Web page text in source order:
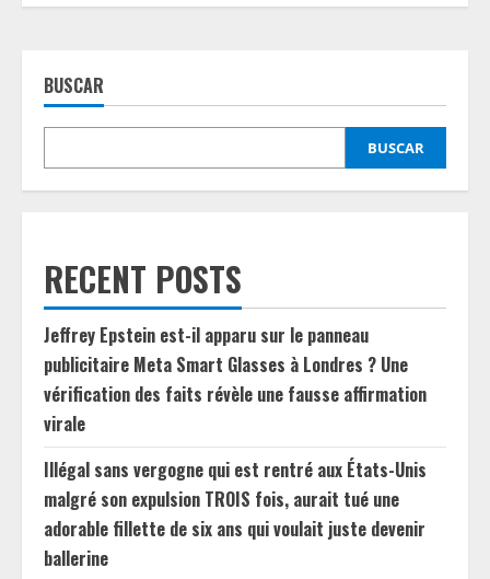
BUSCAR
BUSCAR
RECENT POSTS
Jeffrey Epstein est-il apparu sur le panneau
publicitaire Meta Smart Glasses à Londres ? Une
vérification des faits révèle une fausse affirmation
virale
Illégal sans vergogne qui est rentré aux États-Unis
malgré son expulsion TROIS fois, aurait tué une
adorable fillette de six ans qui voulait juste devenir
ballerine